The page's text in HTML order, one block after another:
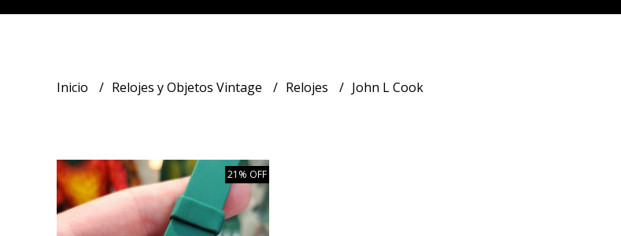
Inicio Relojes y Objetos Vintage Relojes John L Cook
21% OFF